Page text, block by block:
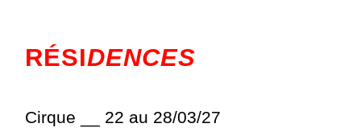
RÉSIDENCES
Cirque __ 22 au 28/03/27